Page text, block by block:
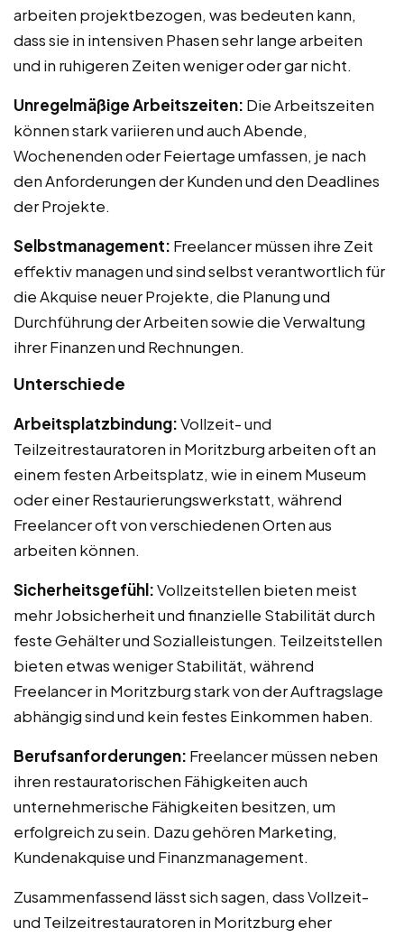
arbeiten projektbezogen, was bedeuten kann,
dass sie in intensiven Phasen sehr lange arbeiten
und in ruhigeren Zeiten weniger oder gar nicht.
Unregelmäßige Arbeitszeiten: Die Arbeitszeiten
können stark variieren und auch Abende,
Wochenenden oder Feiertage umfassen, je nach
den Anforderungen der Kunden und den Deadlines
der Projekte.
Selbstmanagement: Freelancer müssen ihre Zeit
effektiv managen und sind selbst verantwortlich für
die Akquise neuer Projekte, die Planung und
Durchführung der Arbeiten sowie die Verwaltung
ihrer Finanzen und Rechnungen.
Unterschiede
Arbeitsplatzbindung:Vollzeit- und
Teilzeitrestauratoren in Moritzburg arbeiten oft an
einem festen Arbeitsplatz, wie in einem Museum
oder einer Restaurierungswerkstatt, während
Freelancer oft von verschiedenen Orten aus
arbeiten können.
Sicherheitsgefühl:Vollzeitstellen bieten meist
mehr Jobsicherheit und finanzielle Stabilität durch
feste Gehälter und Sozialleistungen. Teilzeitstellen
bieten etwas weniger Stabilität, während
Freelancer in Moritzburg stark von der Auftragslage
abhängig sind und kein festes Einkommen haben.
Berufsanforderungen: Freelancer müssen neben
ihren restauratorischen Fähigkeiten auch
unternehmerische Fähigkeiten besitzen, um
erfolgreich zu sein. Dazu gehören Marketing,
Kundenakquise und Finanzmanagement.
Zusammenfassend lässt sich sagen, dass Vollzeit-
und Teilzeitrestauratoren in Moritzburg eher